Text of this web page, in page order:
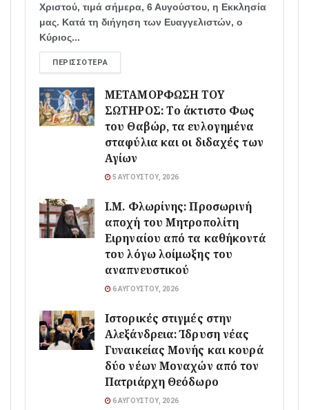
Χριστού, τιμά σήμερα, 6 Αυγούστου, η Εκκλησία
μας. Κατά τη διήγηση των Ευαγγελιστών, ο
Κύριος...
ΠΕΡΙΣΣΌΤΕΡΑ
ΜΕΤΑΜΟΡΦΩΣΗ ΤΟΥ
ΣΩΤΗΡΟΣ: Το άκτιστο Φως
του Θαβώρ, τα ευλογημένα
σταφύλια και οι διδαχές των
Αγίων
5 ΑΥΓΟΎΣΤΟΥ, 2026
Ι.Μ. Φλωρίνης: Προσωρινή
αποχή του Μητροπολίτη
Ειρηναίου από τα καθήκοντά
του λόγω λοίμωξης του
αναπνευστικού
6 ΑΥΓΟΎΣΤΟΥ, 2026
Ιστορικές στιγμές στην
Αλεξάνδρεια: Ίδρυση νέας
Γυναικείας Μονής και κουρά
δύο νέων Μοναχών από τον
Πατριάρχη Θεόδωρο
6 ΑΥΓΟΎΣΤΟΥ, 2026